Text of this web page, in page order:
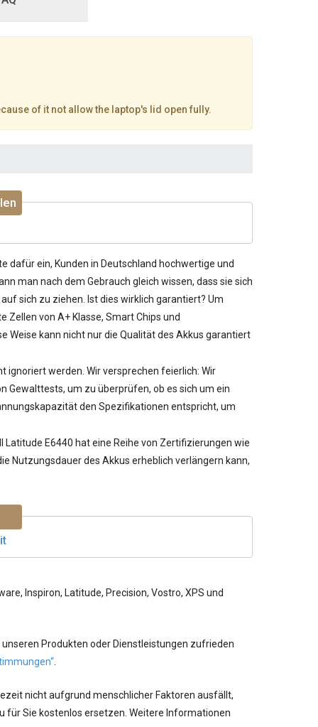
of it not allow the laptop's lid open fully.
dafür ein, Kunden in Deutschland hochwertige und
man nach dem Gebrauch gleich wissen, dass sie sich
sich zu ziehen. Ist dies wirklich garantiert? Um
von A+ Klasse, Smart Chips und
kann nicht nur die Qualität des Akkus garantiert
ignoriert werden. Wir versprechen feierlich: Wir
Gewalttests, um zu überprüfen, ob es sich um ein
den Spezifikationen entspricht, um
Latitude E6440 hat eine Reihe von Zertifizierungen wie
Nutzungsdauer des Akkus erheblich verlängern kann,
Inspiron, Latitude, Precision, Vostro, XPS und
Produkten oder Dienstleistungen zufrieden
nicht aufgrund menschlicher Faktoren ausfällt,
für Sie kostenlos ersetzen. Weitere Informationen